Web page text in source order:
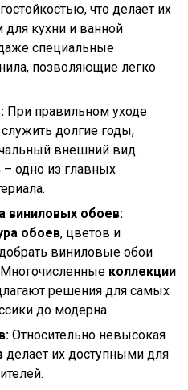
что делает их
кухни и ванной
специальные
позволяющие легко
При правильном уходе
долгие годы,
внешний вид.
– одно из главных
виниловых обоев:
обоев, цветов и
виниловые обои
коллекции
решения для самых
до модерна.
Относительно невысокая
делает их доступными для